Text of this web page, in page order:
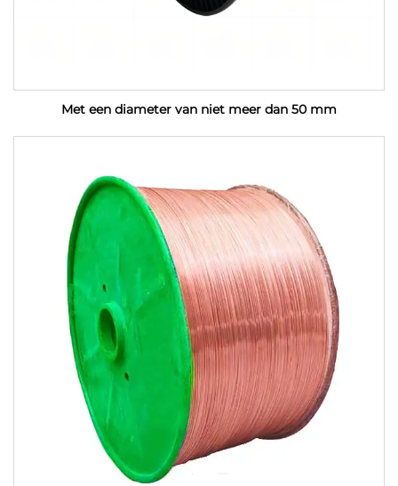
Met een diameter van niet meer dan 50 mm